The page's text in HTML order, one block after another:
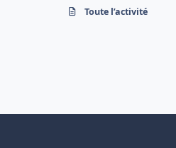
Toute l’activité